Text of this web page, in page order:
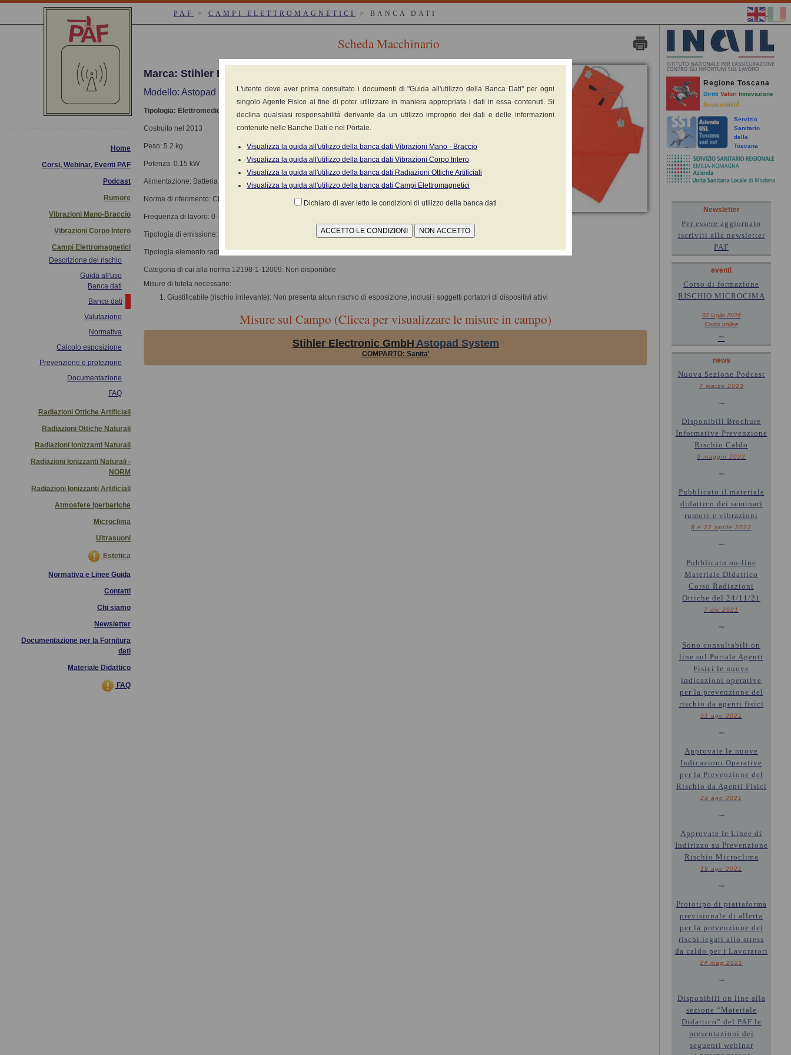
PAF > CAMPI ELETTROMAGNETICI > BANCA DATI
Home
Corsi, Webinar, Eventi PAF
Podcast
Rumore
Vibrazioni Mano-Braccio
Vibrazioni Corpo Intero
Campi Elettromagnetici
Descrizione del rischio
Guida all'uso
Banca dati
Banca dati
Valutazione
Normativa
Calcolo esposizione
Prevenzione e protezione
Documentazione
FAQ
Radiazioni Ottiche Artificiali
Radiazioni Ottiche Naturali
Radiazioni Ionizzanti Naturali
Radiazioni Ionizzanti Naturali -
NORM
Radiazioni Ionizzanti Artificiali
Atmosfere Iperbariche
Microclima
Ultrasuoni
Estetica
Normativa e Linee Guida
Contatti
Chi siamo
Newsletter
Documentazione per la Fornitura
dati
Materiale Didattico
FAQ
Scheda Macchinario
Marca: Stihler Electronic GmbH
Modello: Astopad System
Tipologia: Elettromedicali: Coperte, cuscinetti, materassi termici uso medico
Costruito nel 2013
Peso: 5.2 kg
Potenza: 0.15 kW
Alimentazione: Batteria 12V-36V
Norma di riferimento: CEI EN 60601-2-35
Frequenza di lavoro: 0 - 1000 Hz
Tipologia di emissione: Continua
Tipologia elemento radiante: Resistivo
Categoria di cui alla norma 12198-1-12009: Non disponibile
Misure di tutela necessarie:
Giustificabile (rischio irrilevante): Non presenta alcun rischio di esposizione, inclusi i soggetti portatori di dispositivi attivi
Misure sul Campo (Clicca per visualizzare le misure in campo)
Stihler Electronic GmbH Astopad System
COMPARTO: Sanita'
Regione Toscana
Diritti Valori Innovazione
SostenibilitÃ
Servizio
Sanitario
della
Toscana
Newsletter
Per essere aggiornato
iscriviti alla newsletter
PAF
eventi
Corso di formazione
RISCHIO MICROCIMA
02 luglio 2026
Corso online
~
news
Nuova Sezione Podcast
7 marzo 2023
~
Disponibili Brochure
Informative Prevenzione
Rischio Caldo
9 maggio 2022
~
Pubblicato il materiale
didattico dei seminari
rumore e vibrazioni
8 e 22 aprile 2022
~
Pubblicato on-line
Materiale Didattico
Corso Radiazioni
Ottiche del 24/11/21
7 dic 2021
~
Sono consultabili on
line sul Portale Agenti
Fisici le nuove
indicazioni operative
per la prevenzione del
rischio da agenti fisici
31 ago 2021
~
Approvate le nuove
Indicazioni Operative
per la Prevenzione del
Rischio da Agenti Fisici
24 ago 2021
~
Approvate le Linee di
Indirizzo su Prevenzione
Rischio Microclima
19 ago 2021
~
Prototipo di piattaforma
previsionale di allerta
per la prevenzione dei
rischi legati allo stress
da caldo per i Lavoratori
24 mag 2021
~
Disponibili on line alla
sezione “Materiale
Didattico” del PAF le
presentazioni dei
seguenti webinar
L'utente deve aver prima consultato i documenti di "Guida all'utilizzo della Banca Dati" per ogni
singolo Agente Fisico al fine di poter utilizzare in maniera appropriata i dati in essa contenuti. Si
declina qualsiasi responsabilità derivante da un utilizzo improprio dei dati e delle informazioni
contenute nelle Banche Dati e nel Portale.
Visualizza la guida all'utilizzo della banca dati Vibrazioni Mano - Braccio
Visualizza la guida all'utilizzo della banca dati Vibrazioni Corpo Intero
Visualizza la guida all'utilizzo della banca dati Radiazioni Ottiche Artificiali
Visualizza la guida all'utilizzo della banca dati Campi Elettromagnetici
Dichiaro di aver letto le condizioni di utilizzo della banca dati